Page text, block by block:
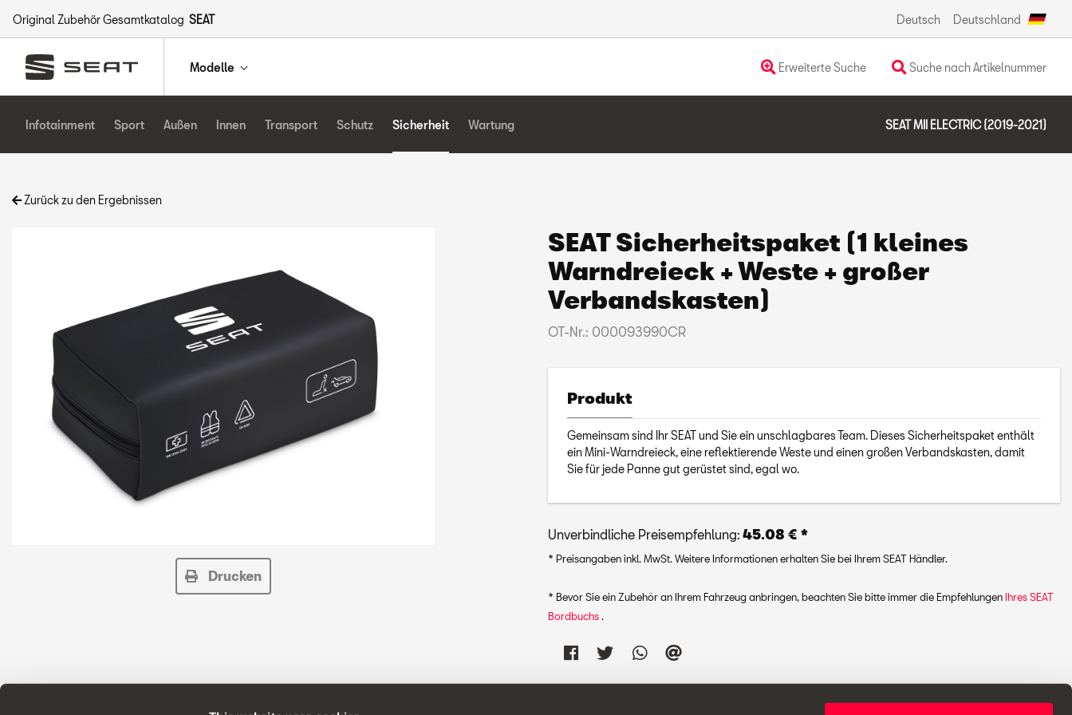
Original Zubehör Gesamtkatalog SEAT Deutsch Deutschland
Modelle Erweiterte Suche Suche nach Artikelnummer
Infotainment Sport Außen Innen Transport Schutz Sicherheit Wartung SEAT MII ELECTRIC (2019-2021)
Zurück zu den Ergebnissen
Drucken
SEAT Sicherheitspaket (1 kleines
Warndreieck + Weste + großer
Verbandskasten)
OT-Nr.: 000093990CR
Produkt
Gemeinsam sind Ihr SEAT und Sie ein unschlagbares Team. Dieses Sicherheitspaket enthält
ein Mini-Warndreieck, eine reflektierende Weste und einen großen Verbandskasten, damit
Sie für jede Panne gut gerüstet sind, egal wo.
Unverbindliche Preisempfehlung: 45.08 € *
* Preisangaben inkl. MwSt. Weitere Informationen erhalten Sie bei Ihrem SEAT Händler.
* Bevor Sie ein Zubehör an Ihrem Fahrzeug anbringen, beachten Sie bitte immer die EmpfehlungenIhres SEAT
Bordbuchs.